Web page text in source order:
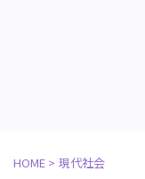
HOME > 現代社会